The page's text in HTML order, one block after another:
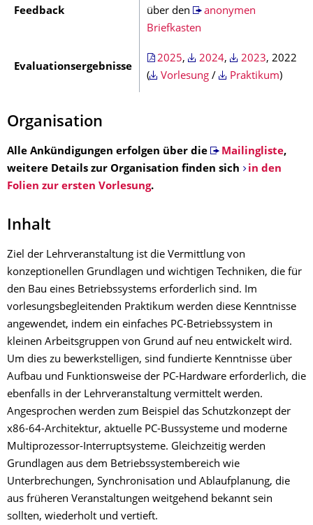
Feedback
über den
anonymen
Briefkasten
Evaluationsergebnisse
2025, 2024, 2023, 2022
(
Vorlesung/ Praktikum)
Organisation
Alle Ankündigungen erfolgen über die Mailingliste,
weitere Details zur Organisation finden sich
in den
Folien zur ersten Vorlesung.
Inhalt
Ziel der Lehrveranstaltung ist die Vermittlung von
konzeptionellen Grundlagen und wichtigen Techniken, die für
den Bau eines Betriebssystems erforderlich sind. Im
vorlesungsbegleitenden Praktikum werden diese Kenntnisse
angewendet, indem ein einfaches PC-Betriebssystem in
kleinen Arbeitsgruppen von Grund auf neu entwickelt wird.
Um dies zu bewerkstelligen, sind fundierte Kenntnisse über
Aufbau und Funktionsweise der PC-Hardware erforderlich, die
ebenfalls in der Lehrveranstaltung vermittelt werden.
Angesprochen werden zum Beispiel das Schutzkonzept der
x86-64-Architektur, aktuelle PC-Bussysteme und moderne
Multiprozessor-Interruptsysteme. Gleichzeitig werden
Grundlagen aus dem Betriebssystembereich wie
Unterbrechungen, Synchronisation und Ablaufplanung, die
aus früheren Veranstaltungen weitgehend bekannt sein
sollten, wiederholt und vertieft.